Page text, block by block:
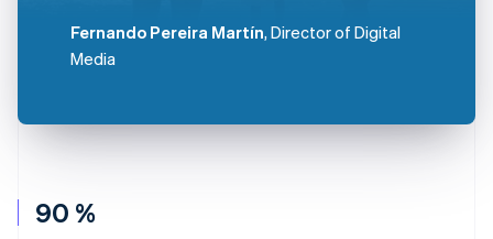
90 %
Fernando Pereira Martín, Director of Digital
Media